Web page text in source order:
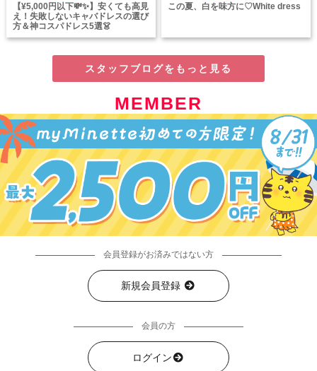
【¥5,000円以下💸✨】安くても高見
え！失敗しないキャバドレスの選び
方＆神コスパドレス5選👗
この夏、白を味方に♡White dress
スタッフブログをもっと見る
MEMBER
会員登録がお済みではない方
新規会員登録
会員の方
ログイン